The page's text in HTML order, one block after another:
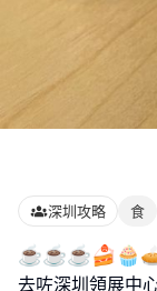
深圳攻略 食
去咗深圳領展